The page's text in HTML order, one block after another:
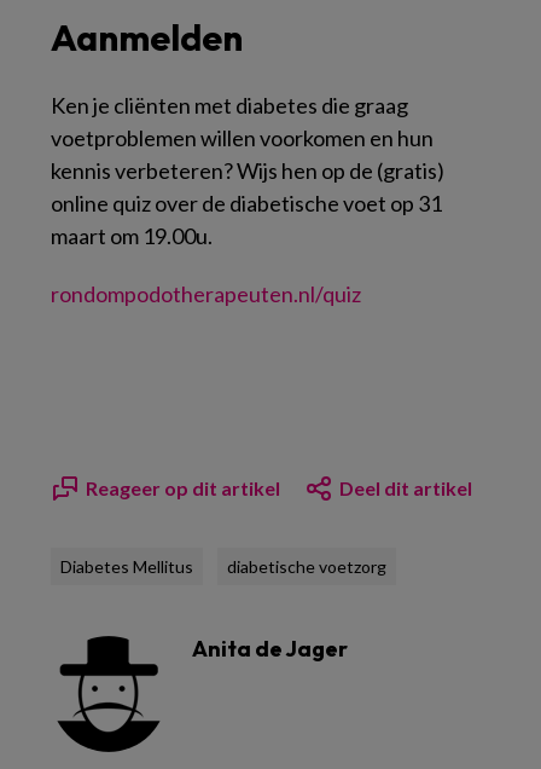
Aanmelden
Ken je cliënten met diabetes die graag
voetproblemen willen voorkomen en hun
kennis verbeteren? Wijs hen op de (gratis)
online quiz over de diabetische voet op 31
maart om 19.00u.
rondompodotherapeuten.nl/quiz
Reageer op dit artikel Deel dit artikel
Diabetes Mellitus diabetische voetzorg
Anita de Jager